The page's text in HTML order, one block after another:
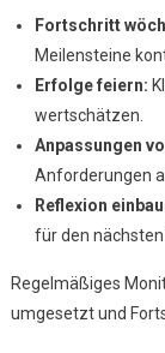
Fortschritt
Meilensteine
Erfolge feiern:
wertschätzen.
Anpassungen
Anforderungen
Reflexion
für den
Regelmäßiges
umgesetzt und